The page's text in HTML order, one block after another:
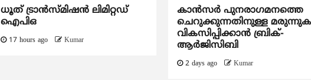
ധൂത് ട്രാൻസ്മിഷൻ ലിമിറ്റഡ്
ഐപിഒ
17 hours ago Kumar
കാന്‍സര്‍ പുനരാഗമനത്തെ
ചെറുക്കുന്നതിനുള്ള
വികസിപ്പിക്കാന്‍ ബ്രിക്-
ആര്‍ജിസിബി
2 days ago Kumar